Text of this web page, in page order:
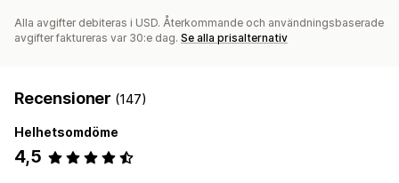
Alla avgifter debiteras i USD. Återkommande och användningsbaserade
avgifter faktureras var 30:e dag. Se alla prisalternativ
Recensioner (147)
Helhetsomdöme
4,5